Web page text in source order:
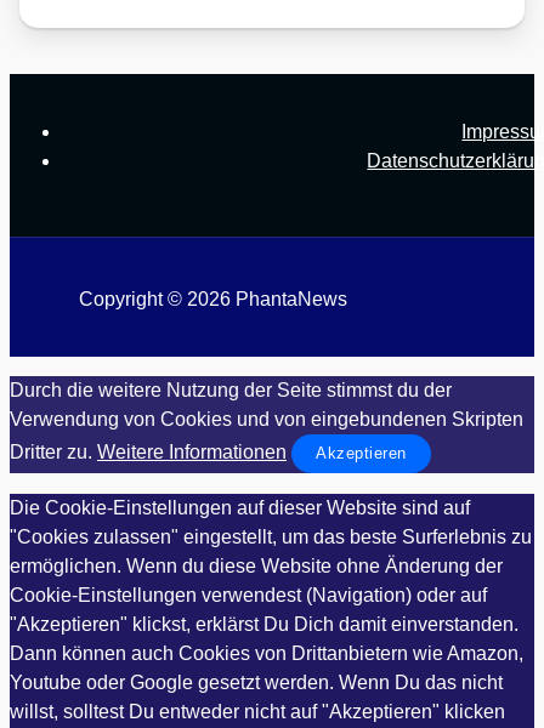
Copyright © 2026 PhantaNews
Durch die weitere Nutzung der Seite stimmst du der
Verwendung von Cookies und von eingebundenen Skripten
Dritter zu. Weitere Informationen Akzeptieren
Die Cookie-Einstellungen auf dieser Website sind auf
"Cookies zulassen" eingestellt, um das beste Surferlebnis zu
ermöglichen. Wenn du diese Website ohne Änderung der
Cookie-Einstellungen verwendest (Navigation) oder auf
"Akzeptieren" klickst, erklärst Du Dich damit einverstanden.
Dann können auch Cookies von Drittanbietern wie Amazon,
Youtube oder Google gesetzt werden. Wenn Du das nicht
willst, solltest Du entweder nicht auf "Akzeptieren" klicken